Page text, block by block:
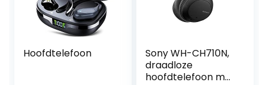
Hoofdtelefoon
Sony WH-CH710N,
draadloze
hoofdtelefoon met